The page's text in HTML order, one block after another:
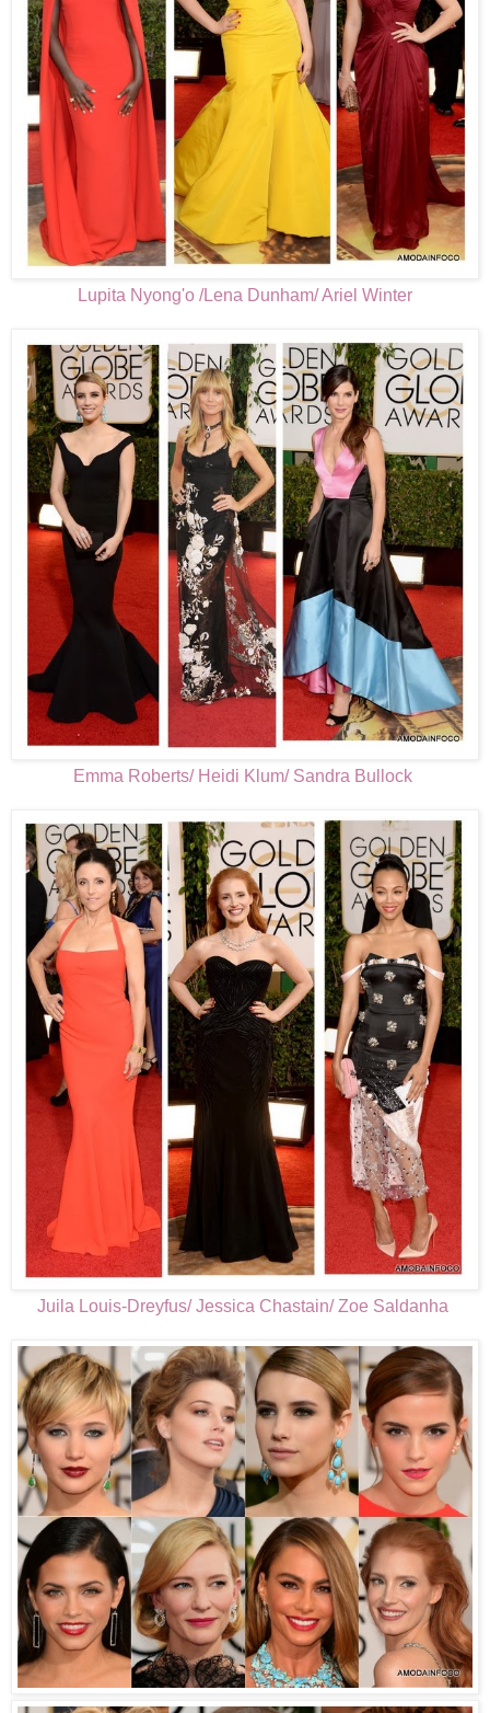
Lupita Nyong'o /Lena Dunham/ Ariel Winter
Emma Roberts/ Heidi Klum/ Sandra Bullock
Juila Louis-Dreyfus/ Jessica Chastain/ Zoe Saldanha